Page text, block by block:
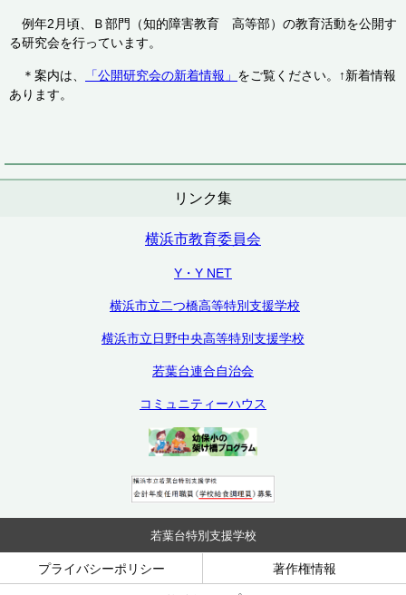
例年2月頃、Ｂ部門（知的障害教育 高等部）の教育活動を公開す
る研究会を行っています。
＊案内は、 「公開研究会の新着情報」 をご覧ください。↑新着情報
あります。
リンク集
横浜市教育委員会
Y・Y NET
横浜市立二つ橋高等特別支援学校
横浜市立日野中央高等特別支援学校
若葉台連合自治会
コミュニティーハウス
若葉台特別支援学校
プライバシーポリシー 著作権情報